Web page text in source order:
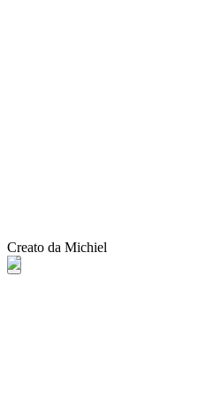
Creato da Michiel